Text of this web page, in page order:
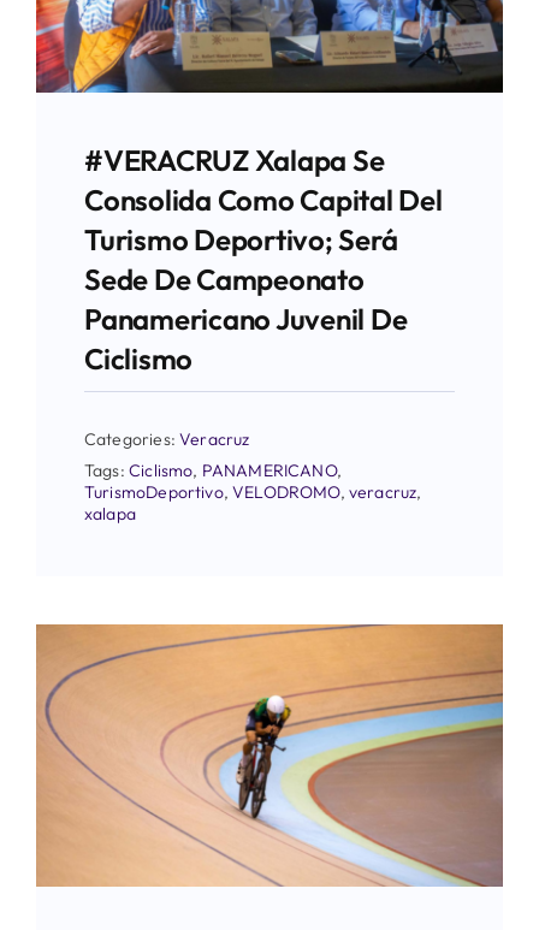
#VERACRUZ Xalapa Se
Consolida Como Capital Del
Turismo Deportivo; Será
Sede De Campeonato
Panamericano Juvenil De
Ciclismo
Categories:Veracruz
Tags:Ciclismo, PANAMERICANO,
TurismoDeportivo,VELODROMO, veracruz,
xalapa